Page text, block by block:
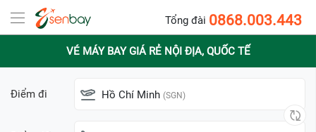
Tổng đài 0868.003.443
VÉ MÁY BAY GIÁ RẺ NỘI ĐỊA, QUỐC TẾ
Điểm đi Hồ Chí Minh (SGN)